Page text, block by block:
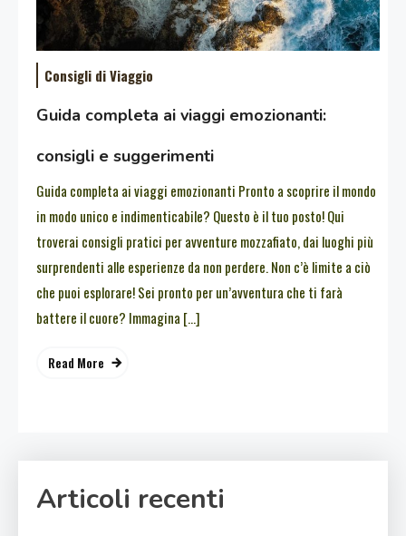
Consigli di Viaggio
Guida completa ai viaggi emozionanti:
consigli e suggerimenti
Guida completa ai viaggi emozionanti Pronto a scoprire il mondo
in modo unico e indimenticabile? Questo è il tuo posto! Qui
troverai consigli pratici per avventure mozzafiato, dai luoghi più
surprendenti alle esperienze da non perdere. Non c’è limite a ciò
che puoi esplorare! Sei pronto per un’avventura che ti farà
battere il cuore? Immagina […]
Read More
Articoli recenti